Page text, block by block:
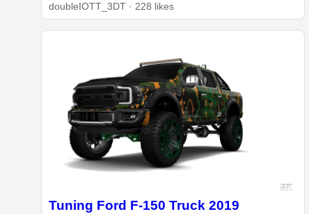
doubleIOTT_3DT · 228 likes
Tuning Ford F-150 Truck 2019